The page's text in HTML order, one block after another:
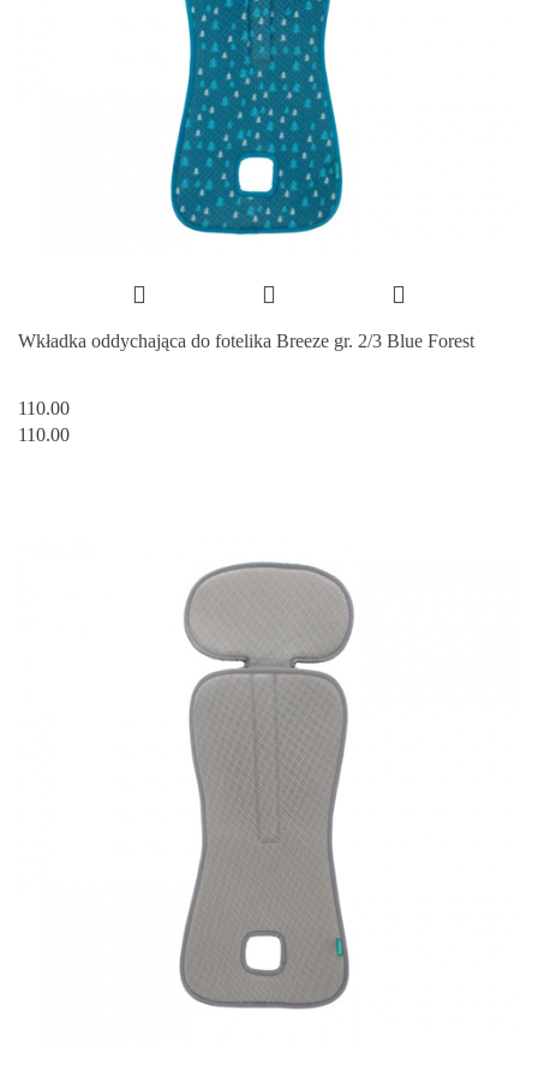
Wkładka oddychająca do fotelika Breeze gr. 2/3 Blue Forest
110.00
110.00